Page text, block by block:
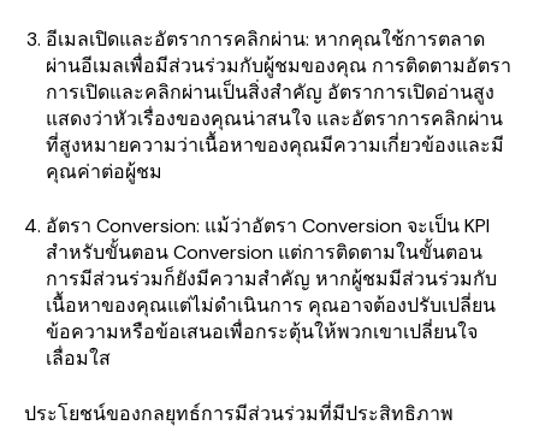
อีเมลเปิดและอัตราการคลิกผ่าน: หากคุณใช้การตลาด
ผ่านอีเมลเพื่อมีส่วนร่วมกับผู้ชมของคุณ การติดตามอัตรา
การเปิดและคลิกผ่านเป็นสิ่งสำคัญ อัตราการเปิดอ่านสูง
แสดงว่าหัวเรื่องของคุณน่าสนใจ และอัตราการคลิกผ่าน
ที่สูงหมายความว่าเนื้อหาของคุณมีความเกี่ยวข้องและมี
คุณค่าต่อผู้ชม
อัตรา Conversion: แม้ว่าอัตรา Conversion จะเป็น KPI
สำหรับขั้นตอน Conversion แต่การติดตามในขั้นตอน
การมีส่วนร่วมก็ยังมีความสำคัญ หากผู้ชมมีส่วนร่วมกับ
เนื้อหาของคุณแต่ไม่ดำเนินการ คุณอาจต้องปรับเปลี่ยน
ข้อความหรือข้อเสนอเพื่อกระตุ้นให้พวกเขาเปลี่ยนใจ
เลื่อมใส
ประโยชน์ของกลยุทธ์การมีส่วนร่วมที่มีประสิทธิภาพ